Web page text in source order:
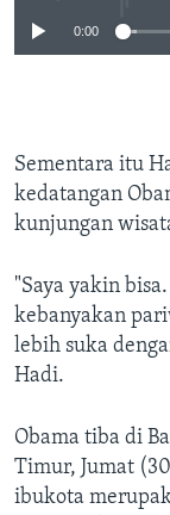
0:00
Sementara itu
kedatangan
kunjungan
"Saya yakin
kebanyakan
lebih suka
Hadi.
Obama tiba di
Timur, Jumat
ibukota